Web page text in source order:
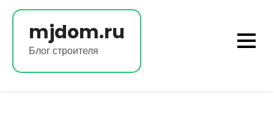
Перейти
содержимомуmjdom.ru
Блог строителя